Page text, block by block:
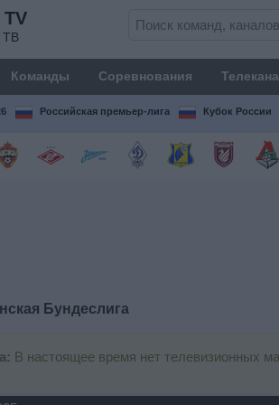
ТВ
Команды Соревнования
Российская премьер-лига Кубок России
Бундеслига
В настоящее время нет телевизионных